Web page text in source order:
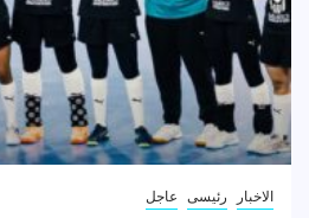
الاخبار رئيسى عاجل